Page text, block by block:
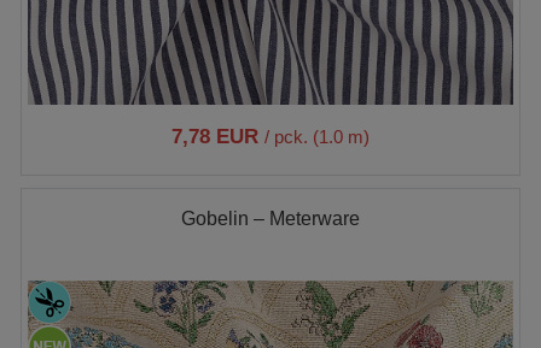
7,78 EUR / pck. (1.0 m)
Gobelin – Meterware